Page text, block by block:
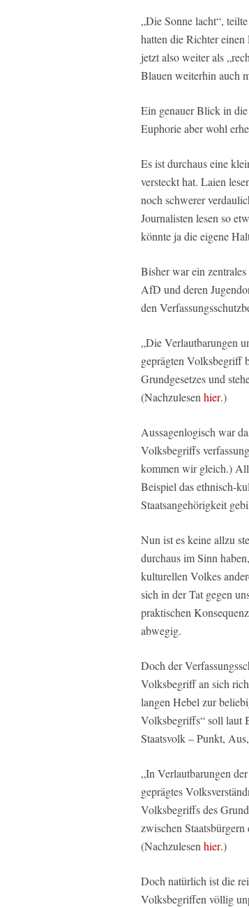
„Die Sonne lacht“,
hatten die Richter
jetzt also weiter als
Blauen weiterhin auch
Ein genauer Blick in
Euphorie aber wohl
Es ist durchaus eine
versteckt hat. Laien
noch schwerer
Journalisten lesen so
könnte ja die eigene
Bisher war ein
AfD und deren
den
„Die Verlautbarungen
geprägten Volksbegriff
Grundgesetzes und
(Nachzulesen hier.)
Aussagenlogisch war
Volksbegriffs
kommen wir gleich.)
Beispiel das ethnisch-
Staatsangehörigkeit
Nun ist es keine allzu
durchaus im Sinn
kulturellen Volkes
sich in der Tat gegen
praktischen
abwegig.
Doch der
Volksbegriff an sich
langen Hebel zur
Volksbegriffs“ soll laut
Staatsvolk – Punkt,
„In Verlautbarungen
geprägtes
Volksbegriffs des
zwischen
(Nachzulesen hier.)
Doch natürlich ist die
Volksbegriffen völlig